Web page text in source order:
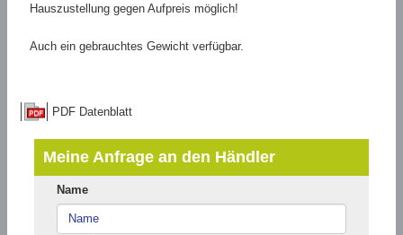
Hauszustellung gegen Aufpreis möglich!
Auch ein gebrauchtes Gewicht verfügbar.
PDF Datenblatt
Meine Anfrage an den Händler
Name